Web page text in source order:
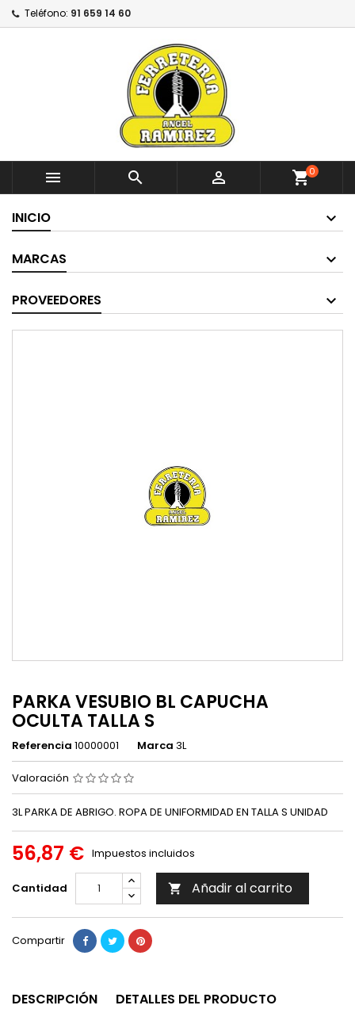
Teléfono: 91 659 14 60
   shopping_cart0
INICIO
MARCAS
PROVEEDORES
PARKA VESUBIO BL CAPUCHA
OCULTA TALLA S
Referencia 10000001 Marca 3L
Valoración
3L PARKA DE ABRIGO. ROPA DE UNIFORMIDAD EN TALLA S UNIDAD
56,87 € Impuestos incluidos
Cantidad  Añadir al carrito
Compartir
DESCRIPCIÓN
DETALLES DEL PRODUCTO